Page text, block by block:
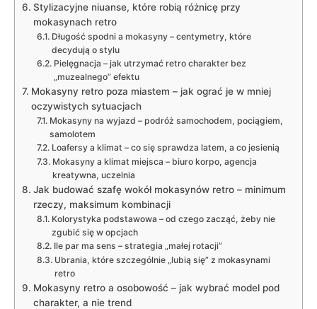
Stylizacyjne niuanse, które robią różnicę przy
mokasynach retro
Długość spodni a mokasyny – centymetry, które
decydują o stylu
Pielęgnacja – jak utrzymać retro charakter bez
„muzealnego” efektu
Mokasyny retro poza miastem – jak ograć je w mniej
oczywistych sytuacjach
Mokasyny na wyjazd – podróż samochodem, pociągiem,
samolotem
Loafersy a klimat – co się sprawdza latem, a co jesienią
Mokasyny a klimat miejsca – biuro korpo, agencja
kreatywna, uczelnia
Jak budować szafę wokół mokasynów retro – minimum
rzeczy, maksimum kombinacji
Kolorystyka podstawowa – od czego zacząć, żeby nie
zgubić się w opcjach
Ile par ma sens – strategia „małej rotacji”
Ubrania, które szczególnie „lubią się” z mokasynami
retro
Mokasyny retro a osobowość – jak wybrać model pod
charakter, a nie trend